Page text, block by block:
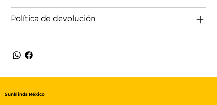
Política de devolución
Sunblinds México